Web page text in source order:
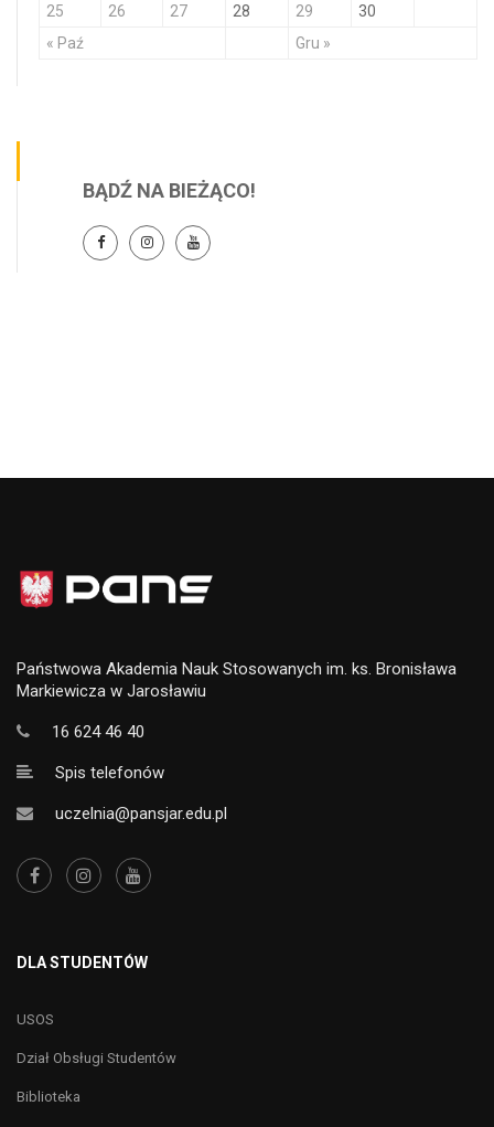
« Paź Gru »
25
26 27 28 29 30
BĄDŹ NA BIEŻĄCO!
Państwowa Akademia Nauk Stosowanych im. ks. Bronisława
Markiewicza w Jarosławiu
16 624 46 40
Spis telefonów
uczelnia@pansjar.edu.pl
DLA STUDENTÓW
USOS
Dział Obsługi Studentów
Biblioteka